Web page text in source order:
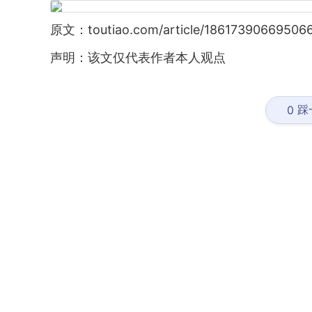
原文：toutiao.com/article/
声明：该文仅代表作者本人观点
0 踩